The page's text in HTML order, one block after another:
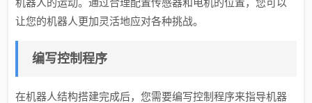
机器人的运动。通过合理配置传感器和电机的位置，您可以
让您的机器人更加灵活地应对各种挑战。
编写控制程序
在机器人结构搭建完成后，您需要编写控制程序来指导机器